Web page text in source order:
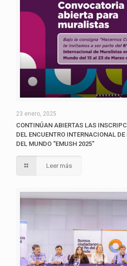
23 enero, 2025
CONTINÚAN ABIERTAS LAS
DEL ENCUENTRO INTERNACIONAL
DEL MUNDO “EMUSH 2025”
Leer más